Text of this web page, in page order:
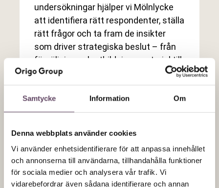
Samtycke Information Om
Denna webbplats använder cookies
Vi använder enhetsidentifierare för att anpassa innehållet
och annonserna till användarna, tillhandahålla funktioner
för sociala medier och analysera vår trafik. Vi
vidarebefordrar även sådana identifierare och annan
undersökningar hjälper vi Mölnlycke
att identifiera rätt respondenter, ställa
rätt frågor och ta fram de insikter
som driver strategiska beslut – från
försäljning och utbildningsmaterial till
kommunikation och innovation.
LÄS MER